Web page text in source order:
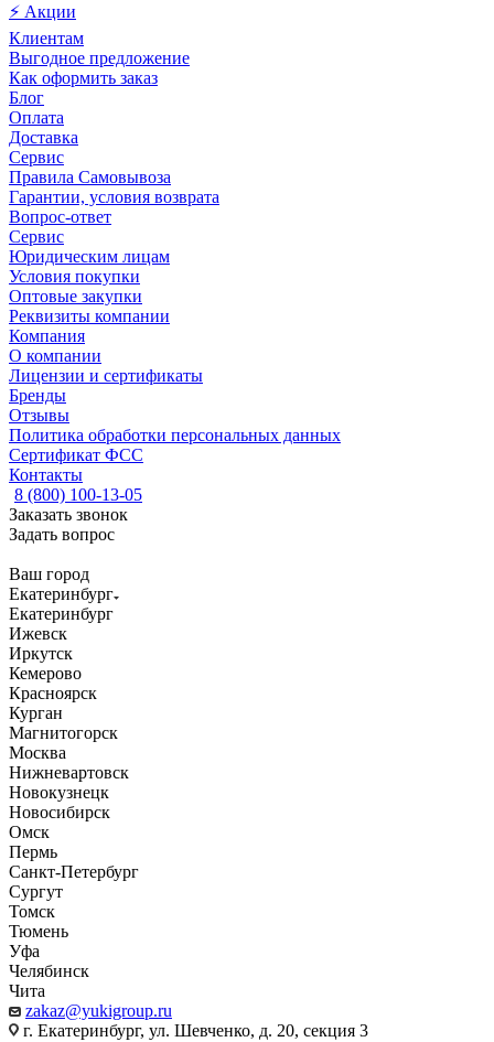
⚡ Акции
Клиентам
Выгодное предложение
Как оформить заказ
Блог
Оплата
Доставка
Сервис
Правила Самовывоза
Гарантии, условия возврата
Вопрос-ответ
Сервис
Юридическим лицам
Условия покупки
Оптовые закупки
Реквизиты компании
Компания
О компании
Лицензии и сертификаты
Бренды
Отзывы
Политика обработки персональных данных
Сертификат ФСС
Контакты
8 (800) 100-13-05
Заказать звонок
Задать вопрос
Ваш город
Екатеринбург
Екатеринбург
Ижевск
Иркутск
Кемерово
Красноярск
Курган
Магнитогорск
Москва
Нижневартовск
Новокузнецк
Новосибирск
Омск
Пермь
Санкт-Петербург
Сургут
Томск
Тюмень
Уфа
Челябинск
Чита
zakaz@yukigroup.ru
г. Екатеринбург, ул. Шевченко, д. 20, секция 3